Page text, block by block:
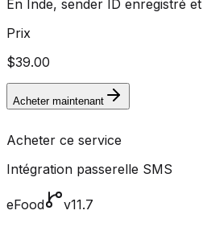
En Inde, sender ID enregistré
Prix
$39.00
Acheter maintenant
Acheter ce service
Intégration passerelle SMS
eFood
v11.7